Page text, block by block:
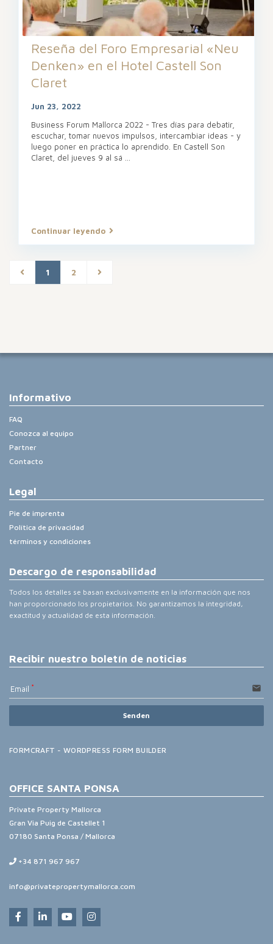
Reseña del Foro Empresarial «Neu
Denken» en el Hotel Castell Son
Claret
Jun 23, 2022
Business Forum Mallorca 2022 - Tres días para debatir,
escuchar, tomar nuevos impulsos, intercambiar ideas - y
luego poner en práctica lo aprendido. En Castell Son
Claret, del jueves 9 al sá
Continuar leyendo
1 2
Informativo
FAQ
Conozca al equipo
Partner
Contacto
Legal
Pie de imprenta
Política de privacidad
términos y condiciones
Descargo de responsabilidad
Todos los detalles se basan exclusivamente en la información que nos
han proporcionado los propietarios. No garantizamos la integridad,
exactitud y actualidad de esta información.
Recibir nuestro boletín de noticias
Email email
Senden
FORMCRAFT - WORDPRESS FORM BUILDER
OFFICE SANTA PONSA
Private Property Mallorca
Gran Via Puig de Castellet 1
07180 Santa Ponsa / Mallorca
+34 871 967 967
info@privatepropertymallorca.com